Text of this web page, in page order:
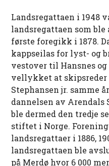
Landsregattaen i 1948
landsregattaen som
første foregikk i 1878.
kappseilas for lyst- og
vestover til Hansnes
vellykket at skipsreder
Stephansen jr.
dannelsen av Arendals
ble dermed den tredje
stiftet i Norge.
landsregattaer i 1886,
landsregattaen ble
på Merdø hvor 6 000